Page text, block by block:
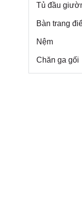
Tủ đầu
Bàn trang
Nệm
Chăn ga gối